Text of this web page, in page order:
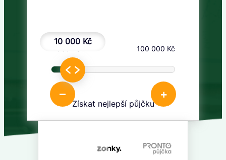
10 000 Kč
– +
100 000 Kč
Získat nejlepší půjčku